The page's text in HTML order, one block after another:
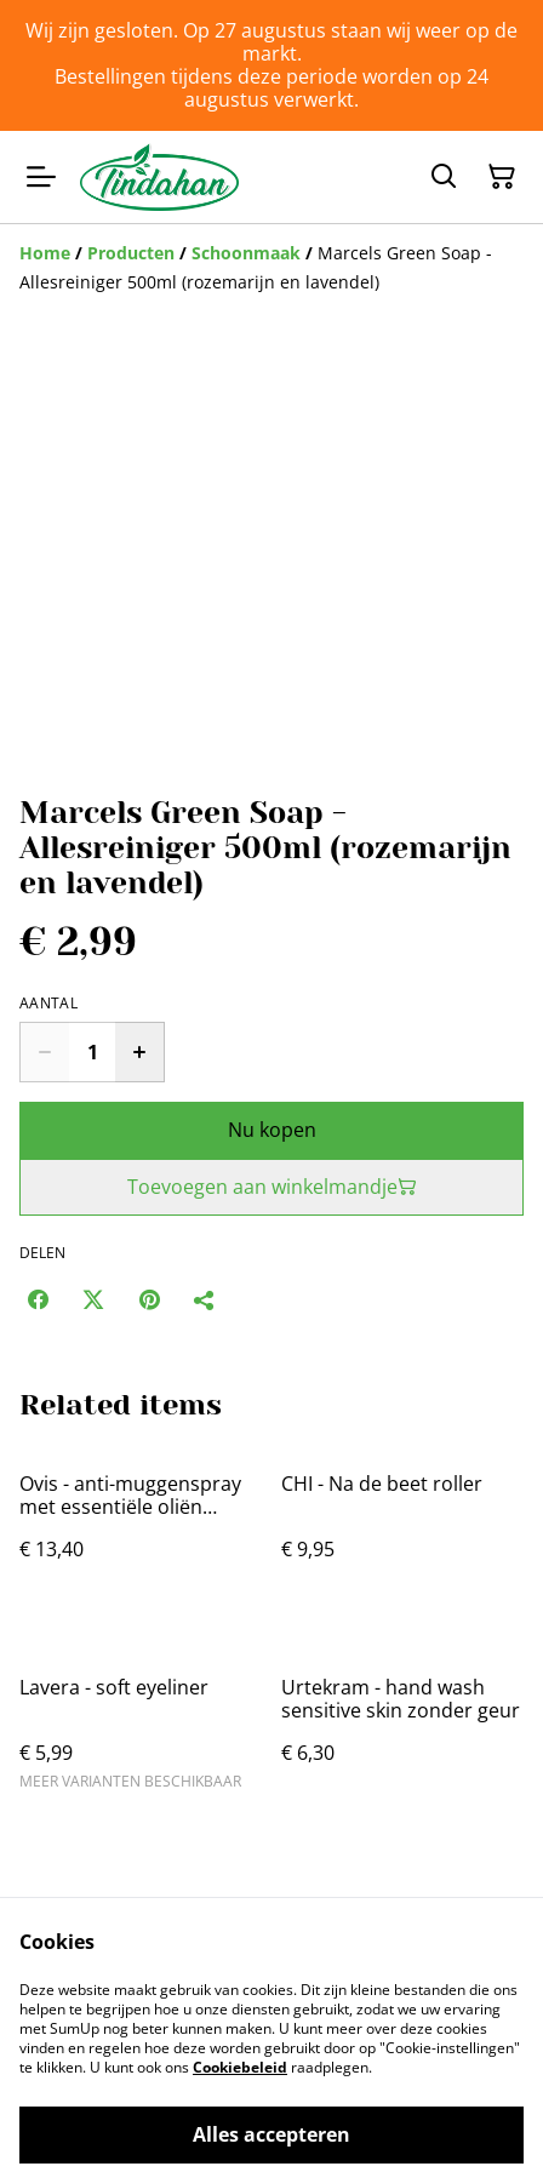
Wij zijn gesloten. Op 27 augustus staan wij weer op de
markt.
Bestellingen tijdens deze periode worden op 24
augustus verwerkt.
Home / Producten / Schoonmaak / Marcels Green Soap -
Allesreiniger 500ml (rozemarijn en lavendel)
Marcels Green Soap -
Allesreiniger 500ml (rozemarijn
en lavendel)
€ 2,99
AANTAL
Nu kopen
Toevoegen aan winkelmandje
DELEN
Related items
Ovis - anti-muggenspray
met essentiële oliën
€ 13,40
CHI - Na de beet roller
€ 9,95
Lavera - soft eyeliner
€ 5,99
MEER VARIANTEN BESCHIKBAAR
Urtekram - hand wash
sensitive skin zonder geur
€ 6,30
Contact
Voorwaarden
Privacybeleid
Cookiebeleid
Cookies
Deze website maakt gebruik van cookies. Dit zijn kleine bestanden die ons
helpen te begrijpen hoe u onze diensten gebruikt, zodat we uw ervaring
met SumUp nog beter kunnen maken. U kunt meer over deze cookies
vinden en regelen hoe deze worden gebruikt door op "Cookie-instellingen"
te klikken. U kunt ook onsCookiebeleid raadplegen.
Alles accepteren